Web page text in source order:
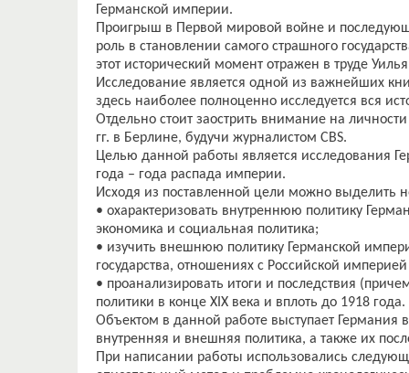
Германской империи.
Проигрыш в Первой мировой войне и
роль в становлении самого страшного
этот исторический момент отражен в труде
Исследование является одной из важнейших
здесь наиболее полноценно исследуется вся
Отдельно стоит заострить внимание на
гг. в Берлине, будучи журналистом CBS.
Целью данной работы является исследования
года – года распада империи.
Исходя из поставленной цели можно выделить
• охарактеризовать внутреннюю политику
экономика и социальная политика;
• изучить внешнюю политику Германской
государства, отношениях с Российской
• проанализировать итоги и последствия
политики в конце XIX века и вплоть до 1918 года.
Объектом в данной работе выступает Германия
внутренняя и внешняя политика, а также их
При написании работы использовались